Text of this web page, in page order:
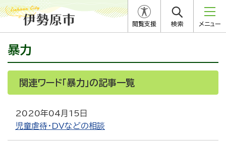
閲覧支援 検索 メニュー
暴力
関連ワード「暴力」の記事一覧
2020年04月15日
児童虐待・DVなどの相談